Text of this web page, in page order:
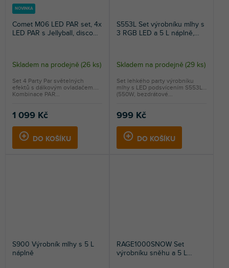
NOVINKA
Comet M06 LED PAR set, 4x
LED PAR s Jellyball, disco
Skladem na prodejně (26 ks)
1 099 Kč
DO KOŠÍKU
Set 4 Party Par světelných
efektů s dálkovým ovladačem.
Kombinace PAR...
S553L Set výrobníku mlhy s
3 RGB LED a 5 L náplně,
Skladem na prodejně (29 ks)
999 Kč
DO KOŠÍKU
Set lehkého party výrobníku
mlhy s LED podsvícením S553L
(550W, bezdrátové...
S900 Výrobník mlhy s 5 L
náplně
RAGE1000SNOW Set
výrobníku sněhu a 5 L